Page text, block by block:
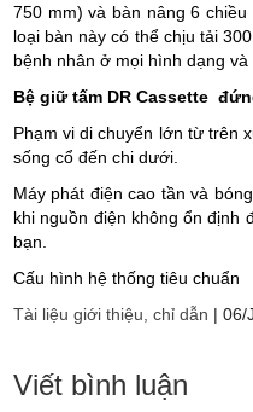
750 mm) và bàn nâng 6
loại bàn này có thể chịu tải
bệnh nhân ở mọi hình dạng và
Bệ giữ tấm DR Cassette
Phạm vi di chuyển lớn từ trên
sống cổ đến chi dưới.
Máy phát điện cao tần và
khi nguồn điện không ổn định
bạn.
Cấu hình hệ thống tiêu chuẩn
Tài liệu giới thiệu, chỉ dẫn | 06/
Viết bình luận